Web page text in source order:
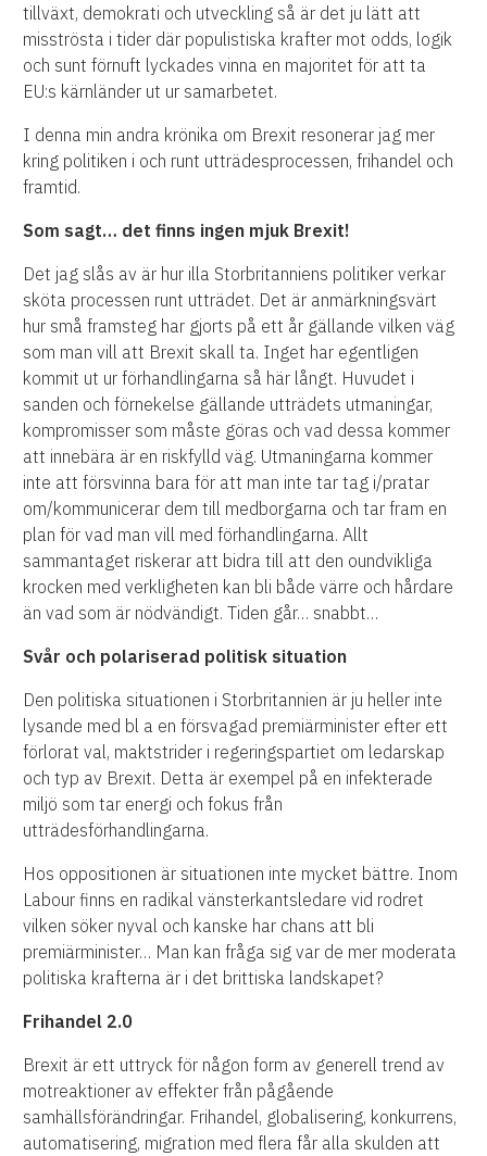
tillväxt, demokrati och utveckling så är det ju lätt att
misströsta i tider där populistiska krafter mot odds, logik
och sunt förnuft lyckades vinna en majoritet för att ta
EU:s kärnländer ut ur samarbetet.
I denna min andra krönika om Brexit resonerar jag mer
kring politiken i och runt utträdesprocessen, frihandel och
framtid.
Som sagt… det finns ingen mjuk Brexit!
Det jag slås av är hur illa Storbritanniens politiker verkar
sköta processen runt utträdet. Det är anmärkningsvärt
hur små framsteg har gjorts på ett år gällande vilken väg
som man vill att Brexit skall ta. Inget har egentligen
kommit ut ur förhandlingarna så här långt. Huvudet i
sanden och förnekelse gällande utträdets utmaningar,
kompromisser som måste göras och vad dessa kommer
att innebära är en riskfylld väg. Utmaningarna kommer
inte att försvinna bara för att man inte tar tag i/pratar
om/kommunicerar dem till medborgarna och tar fram en
plan för vad man vill med förhandlingarna. Allt
sammantaget riskerar att bidra till att den oundvikliga
krocken med verkligheten kan bli både värre och hårdare
än vad som är nödvändigt. Tiden går… snabbt…
Svår och polariserad politisk situation
Den politiska situationen i Storbritannien är ju heller inte
lysande med bl a en försvagad premiärminister efter ett
förlorat val, maktstrider i regeringspartiet om ledarskap
och typ av Brexit. Detta är exempel på en infekterade
miljö som tar energi och fokus från
utträdesförhandlingarna.
Hos oppositionen är situationen inte mycket bättre. Inom
Labour finns en radikal vänsterkantsledare vid rodret
vilken söker nyval och kanske har chans att bli
premiärminister… Man kan fråga sig var de mer moderata
politiska krafterna är i det brittiska landskapet?
Frihandel 2.0
Brexit är ett uttryck för någon form av generell trend av
motreaktioner av effekter från pågående
samhällsförändringar. Frihandel, globalisering, konkurrens,
automatisering, migration med flera får alla skulden att